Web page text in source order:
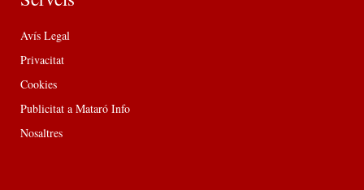
Avís Legal
Privacitat
Cookies
Publicitat a Mataró Info
Nosaltres